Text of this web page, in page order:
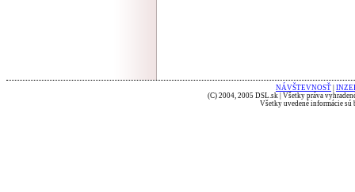
NÁVŠTEVNOSŤ
(C) 2004, 2005 DSL.sk | Všetky práva
Všetky uvedené informácie sú